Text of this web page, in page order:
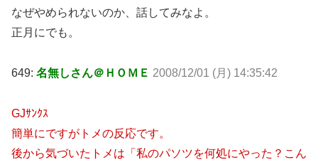
なぜやめられないのか、話してみなよ。
正月にでも。
649: 名無しさん＠ＨＯＭＥ 2008/12/01 (月) 14:35:42
GJｻﾝｸｽ
簡単にですがトメの反応です。
後から気づいたトメは「私のパソツを何処にやった？こん